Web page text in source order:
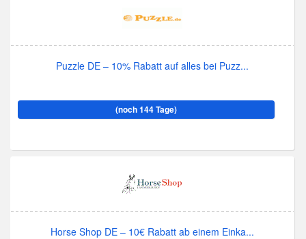
Puzzle DE – 10% Rabatt auf alles bei Puzz...
(noch 144 Tage)
Horse Shop DE – 10€ Rabatt ab einem Einka...